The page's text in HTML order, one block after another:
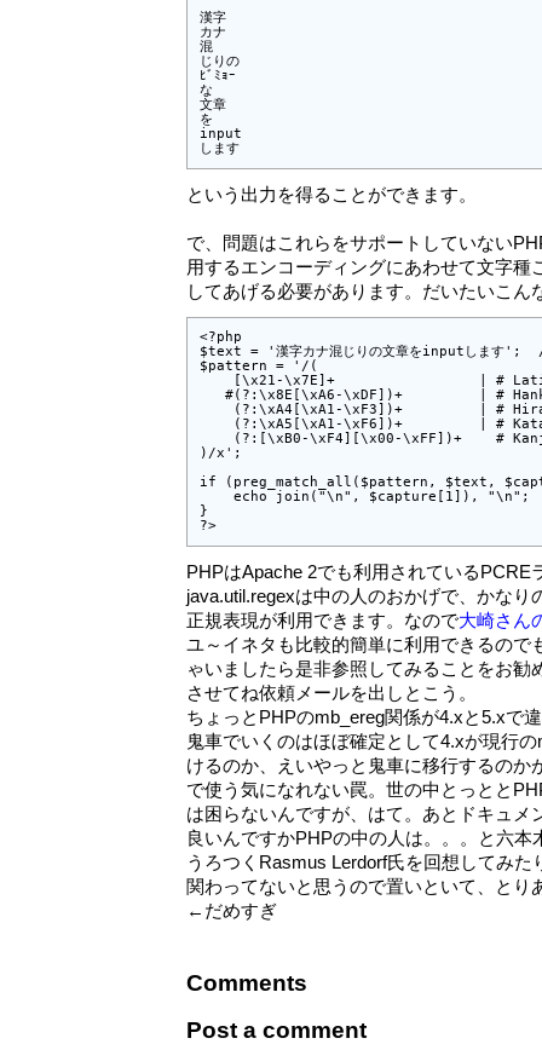
漢字
カナ
混
じりの
ﾋﾞﾐｮｰ
な
文章
を
input
します
という出力を得ることができます。
で、問題はこれらをサポートしていない
用するエンコーディングにあわせて文字種
してあげる必要があります。だいたいこん
<?php
$text = '漢字カナ混じりの文章をinputします';
$pattern = '/(
[\x21-\x7E]+                 | #
#(?:\x8E[\xA6-\xDF])+         | #
(?:\xA4[\xA1-\xF3])+         | #
(?:\xA5[\xA1-\xF6])+         | #
(?:[\xB0-\xF4][\x00-\xFF])+    #
)/x';
if (preg_match_all($pattern, $text,
    echo join("\n", $capture[1]), "\n";
}
?>
PHPはApache 2でも利用されているPCRE
java.util.regexは中の人のおかげで、かなり
正規表現が利用できます。なので大崎さん
ユ～イネタも比較的簡単に利用できるので
ゃいましたら是非参照してみることをお勧
させてね依頼メールを出しとこう。
ちょっとPHPのmb_ereg関係が4.xと5.xで
鬼車でいくのはほぼ確定として4.xが現行
けるのか、えいやっと鬼車に移行するのか
で使う気になれない罠。世の中とっとと
は困らないんですが、はて。あとドキュメ
良いんですかPHPの中の人は。。。と六本
うろつくRasmus Lerdorf氏を回想してみ
関わってないと思うので置いといて、とり
←だめすぎ
Comments
Post a comment